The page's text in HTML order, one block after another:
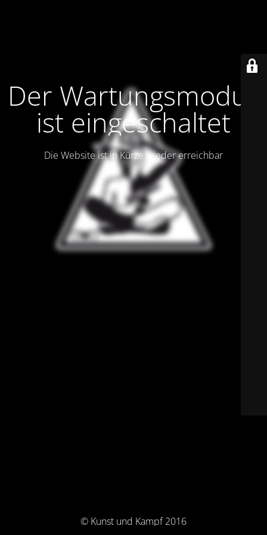
Der Wartungsmodus
ist eingeschaltet
Die Website ist in Kürze wieder erreichbar
© Kunst und Kampf 2016